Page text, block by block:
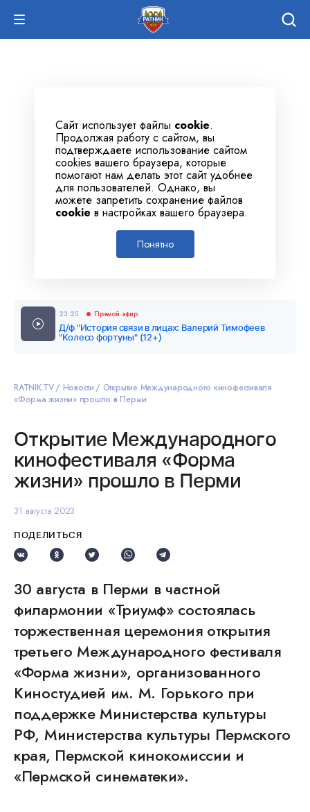
Сайт использует файлы cookie.
Продолжая работу с сайтом, вы
подтверждаете использование сайтом
cookies вашего браузера, которые
помогают нам делать этот сайт удобнее
для пользователей. Однако, вы
можете запретить сохранение файлов
cookie в настройках вашего браузера.
Понятно
23:25 Прямой эфир
Д/ф "История связи в лицах: Валерий Тимофеев
"Колесо фортуны" (12+)
RATNIK.TV Новости
Открытие Международного кинофестиваля
«Форма жизни» прошло в Перми
Открытие Международного
кинофестиваля «Форма
жизни» прошло в Перми
31 августа 2023
ПОДЕЛИТЬСЯ
30 августа в Перми в частной
филармонии «Триумф» состоялась
торжественная церемония открытия
третьего Международного фестиваля
«Форма жизни», организованного
Киностудией им. М. Горького при
поддержке Министерства культуры
РФ, Министерства культуры Пермского
края, Пермской кинокомиссии и
«Пермской синематеки».